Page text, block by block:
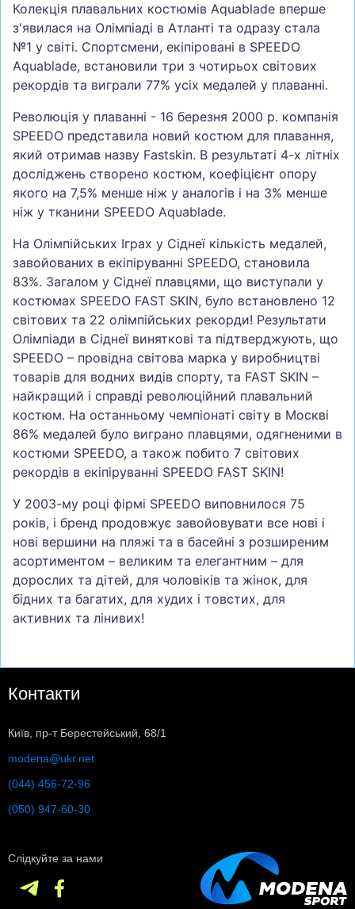
Колекція плавальних костюмів Aquablade вперше
з'явилася на Олімпіаді в Атланті та одразу стала
№1 у світі. Спортсмени, екіпіровані в SPEEDO
Aquablade, встановили три з чотирьох світових
рекордів та виграли 77% усіх медалей у плаванні.
Революція у плаванні - 16 березня 2000 р. компанія
SPEEDO представила новий костюм для плавання,
який отримав назву Fastskin. В результаті 4-х літніх
досліджень створено костюм, коефіцієнт опору
якого на 7,5% менше ніж у аналогів і на 3% менше
ніж у тканини SPEEDO Aquablade.
На Олімпійських Іграх у Сіднеї кількість медалей,
завойованих в екіпіруванні SPEEDO, становила
83%. Загалом у Сіднеї плавцями, що виступали у
костюмах SPEEDO FAST SKIN, було встановлено 12
світових та 22 олімпійських рекорди! Результати
Олімпіади в Сіднеї виняткові та підтверджують, що
SPEEDO – провідна світова марка у виробництві
товарів для водних видів спорту, та FAST SKIN –
найкращий і справді революційний плавальний
костюм. На останньому чемпіонаті світу в Москві
86% медалей було виграно плавцями, одягненими в
костюми SPEEDO, а також побито 7 світових
рекордів в екіпіруванні SPEEDO FAST SKIN!
У 2003-му році фірмі SPEEDO виповнилося 75
років, і бренд продовжує завойовувати все нові і
нові вершини на пляжі та в басейні з розширеним
асортиментом – великим та елегантним – для
дорослих та дітей, для чоловіків та жінок, для
бідних та багатих, для худих і товстих, для
активних та лінивих!
Контакти
Київ, пр-т Берестейський, 68/1
modena@ukr.net
(044) 456-72-96
(050) 947-60-30
Слідкуйте за нами